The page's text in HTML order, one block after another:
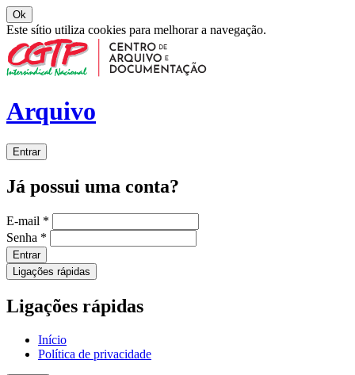
Ok
Este sítio utiliza cookies para melhorar a navegação.
Arquivo
Entrar
Já possui uma conta?
E-mail *
Senha *
Entrar
Ligações rápidas
Ligações rápidas
Início
Política de privacidade